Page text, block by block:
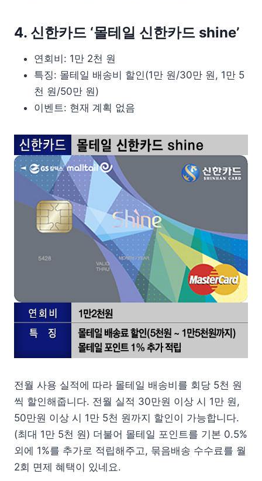
4. 신한카드 ‘몰테일 신한카드 shine’
연회비: 1만 2천 원
특징: 몰테일 배송비 할인(1만 원/30만 원, 1만 5
천 원/50만 원)
이벤트: 현재 계획 없음
전월 사용 실적에 따라 몰테일 배송비를 회당 5천 원
씩 할인해줍니다. 전월 실적 30만원 이상 시 1만 원,
50만원 이상 시 1만 5천 원까지 할인이 가능합니다.
(최대 1만 5천 원) 더불어 몰테일 포인트를 기본 0.5%
외에 1%를 추가로 적립해주고, 묶음배송 수수료를 월
2회 면제 혜택이 있네요.